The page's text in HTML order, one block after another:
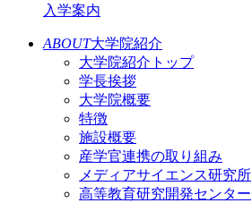
入学案内
ABOUT大学院紹介
大学院紹介トップ
学長挨拶
大学院概要
特徴
施設概要
産学官連携の取り組み
メディアサイエンス研究所
高等教育研究開発センター